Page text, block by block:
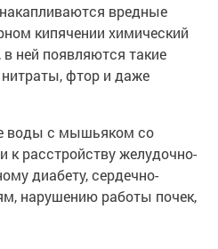
вредные
кипячении химический
ней появляются такие
фтор и даже
воды с мышьяком со
к расстройству желудочно-
диабету, сердечно-
нарушению работы почек,